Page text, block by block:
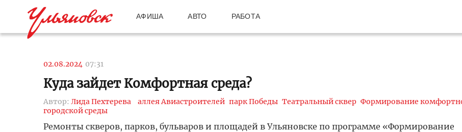
АФИША АВТО РАБОТА
02.08.2024 07:31
Куда зайдет Комфортная среда?
Автор: Лида Пехтерева аллея Авиастроителей парк Победы Театральный сквер Формирование
городской среды
Ремонты скверов, парков, бульваров и площадей в Ульяновске по программе «Формирование